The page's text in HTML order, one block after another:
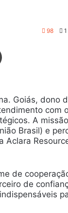
98
Goiás, dono
com
A missão
Brasil) e
Aclara
de
de